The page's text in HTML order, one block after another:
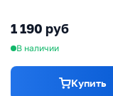
1 190 руб
В наличии
Купить